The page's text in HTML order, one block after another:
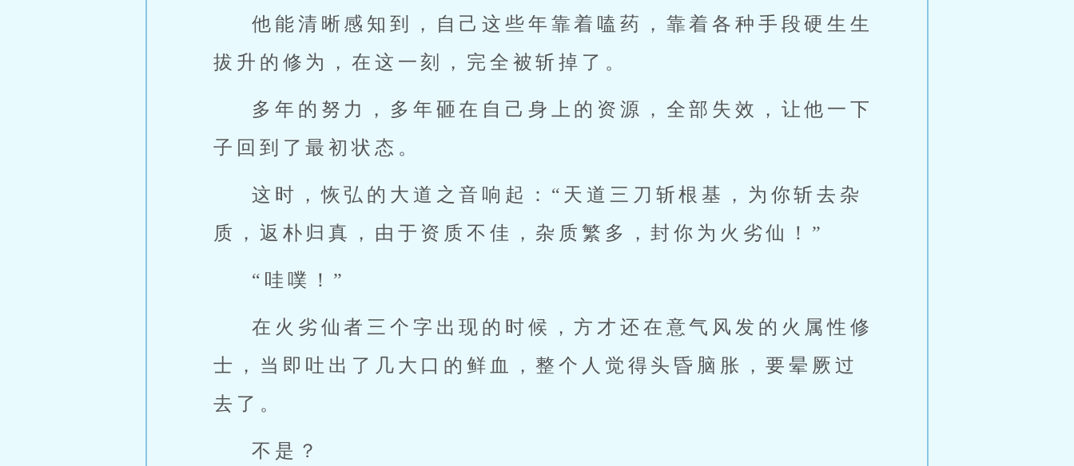
他能清晰感知到，自己这些年靠着嗑药，靠着各种手段硬生生
拔升的修为，在这一刻，完全被斩掉了。
多年的努力，多年砸在自己身上的资源，全部失效，让他一下
子回到了最初状态。
这时，恢弘的大道之音响起：“天道三刀斩根基，为你斩去杂
质，返朴归真，由于资质不佳，杂质繁多，封你为火劣仙！”
“哇噗！”
在火劣仙者三个字出现的时候，方才还在意气风发的火属性修
士，当即吐出了几大口的鲜血，整个人觉得头昏脑胀，要晕厥过
去了。
不是？